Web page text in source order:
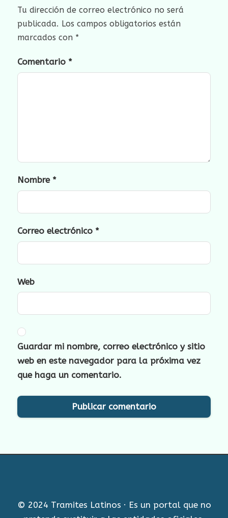
Tu dirección de correo electrónico no será
publicada. Los campos obligatorios están
marcados con *
Comentario *
Nombre *
Correo electrónico *
Web
Guardar mi nombre, correo electrónico y sitio
web en este navegador para la próxima vez
que haga un comentario.
© 2024 Tramites Latinos · Es un portal que no